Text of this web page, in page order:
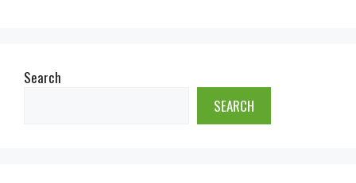
Search
SEARCH